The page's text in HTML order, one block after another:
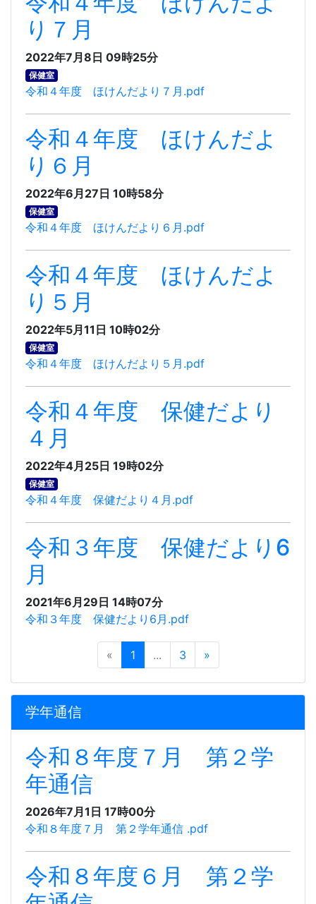
り７月
2022年7月8日 09時25分
保健室
令和４年度 ほけんだより７月.pdf
令和４年度 ほけんだよ
り６月
2022年6月27日 10時58分
保健室
令和４年度 ほけんだより６月.pdf
令和４年度 ほけんだよ
り５月
2022年5月11日 10時02分
保健室
令和４年度 ほけんだより５月.pdf
令和４年度 保健だより
４月
2022年4月25日 19時02分
保健室
令和４年度 保健だより４月.pdf
令和３年度 保健だより6
月
2021年6月29日 14時07分
令和３年度 保健だより6月.pdf
« 1 ... 3 »
学年通信
令和８年度７月 第２学
年通信
2026年7月1日 17時00分
令和８年度７月 第２学年通信 .pdf
令和８年度６月 第２学